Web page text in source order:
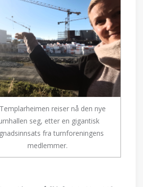
reiser nå den nye
seg, etter en gigantisk
fra turnforeningens
medlemmer.